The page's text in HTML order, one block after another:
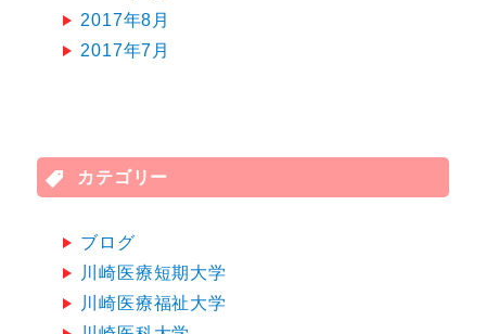
2017年8月
2017年7月
カテゴリー
ブログ
川崎医療短期大学
川崎医療福祉大学